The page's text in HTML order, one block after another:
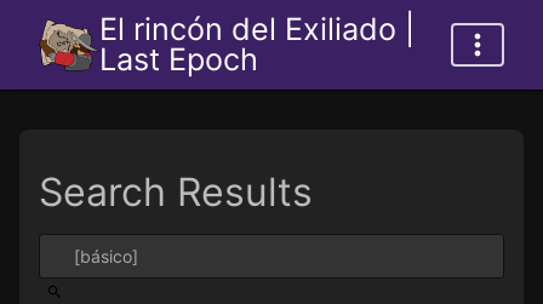
El rincón del Exiliado |
Last Epoch
Search Results